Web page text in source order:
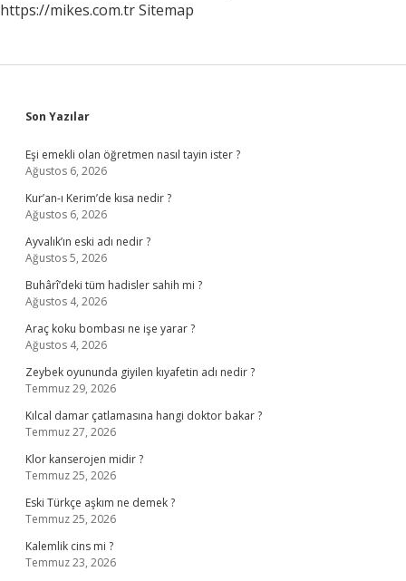
https://mikes.com.trSitemap
Sidebar
Son Yazılar
Eşi emekli olan öğretmen nasıl tayin ister ?
Ağustos 6, 2026
Kur’an-ı Kerim’de kısa nedir ?
Ağustos 6, 2026
Ayvalık’ın eski adı nedir ?
Ağustos 5, 2026
Buhârî’deki tüm hadisler sahih mi ?
Ağustos 4, 2026
Araç koku bombası ne işe yarar ?
Ağustos 4, 2026
Zeybek oyununda giyilen kıyafetin adı nedir ?
Temmuz 29, 2026
Kılcal damar çatlamasına hangi doktor bakar ?
Temmuz 27, 2026
Klor kanserojen midir ?
Temmuz 25, 2026
Eski Türkçe aşkım ne demek ?
Temmuz 25, 2026
Kalemlik cins mi ?
Temmuz 23, 2026